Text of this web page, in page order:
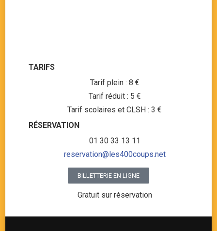
TARIFS
Tarif plein : 8 €
Tarif réduit : 5 €
Tarif scolaires et CLSH : 3 €
RÉSERVATION
01 30 33 13 11
reservation@les400coups.net
BILLETTERIE EN LIGNE
Gratuit sur réservation